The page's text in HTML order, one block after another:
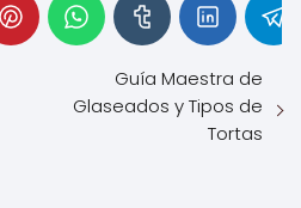
Guía Maestra de
Glaseados y Tipos de
Tortas